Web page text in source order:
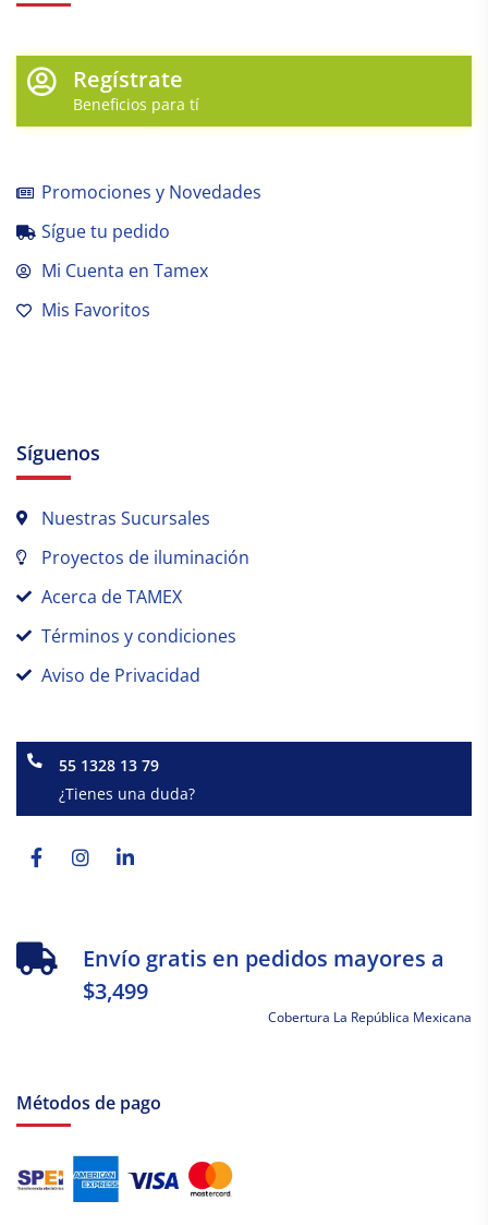
Regístrate
Beneficios para tí
Promociones y Novedades
Sígue tu pedido
Mi Cuenta en Tamex
Mis Favoritos
Síguenos
Nuestras Sucursales
Proyectos de iluminación
Acerca de TAMEX
Términos y condiciones
Aviso de Privacidad
55 1328 13 79
¿Tienes una duda?
f
Envío gratis en pedidos mayores a
$3,499
Cobertura La República Mexicana
Métodos de pago